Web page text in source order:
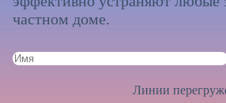
частном доме.
Линии